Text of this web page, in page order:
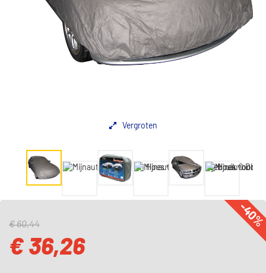
Vergroten
-
€ 60,44
€ 36,26